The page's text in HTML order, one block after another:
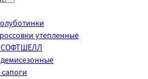
утепленные
СОФТШЕЛЛ